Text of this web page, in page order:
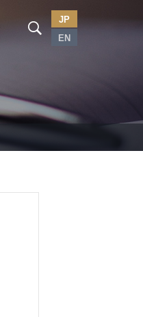
JP
EN